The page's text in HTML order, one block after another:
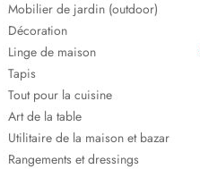
Mobilier de jardin (outdoor)
Décoration
Linge de maison
Tapis
Tout pour la cuisine
Art de la table
Utilitaire de la maison et bazar
Rangements et dressings